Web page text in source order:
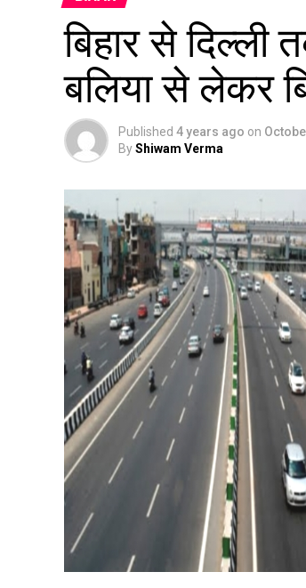
बिहार से
बलिया से लेकर
Published 4 years ago on
ByShiwam Verma